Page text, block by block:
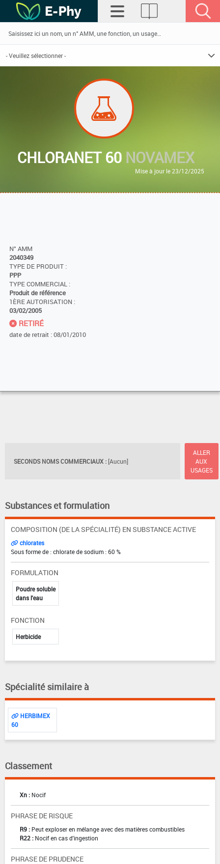
CHLORANET 60 NOVAMEX
Mise à jour le 23/12/2025
N° AMM
2040349
TYPE DE PRODUIT :
PPP
TYPE COMMERCIAL :
Produit de référence
1ÈRE AUTORISATION :
03/02/2005
RETIRÉ
date de retrait : 08/01/2010
SECONDS NOMS COMMERCIAUX : [Aucun]
ALLER
AUX
USAGES
Substances et formulation
COMPOSITION (DE LA SPÉCIALITÉ) EN SUBSTANCE ACTIVE
chlorates
Sous forme de : chlorate de sodium : 60 %
FORMULATION
Poudre soluble
dans l'eau
FONCTION
Herbicide
Spécialité similaire à
HERBIMEX
60
Classement
Xn : Nocif
PHRASE DE RISQUE
R9 : Peut exploser en mélange avec des matières combustibles
R22 : Nocif en cas d'ingestion
PHRASE DE PRUDENCE